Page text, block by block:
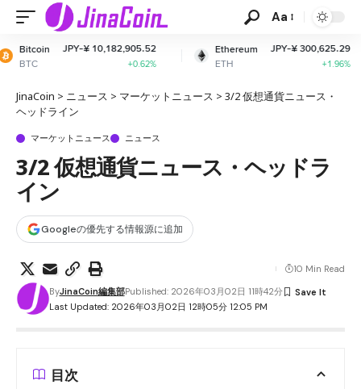
Aa
¥ 10,182,905.52
Ethereum
ETH
JPY-¥ 300,625.29
XRP
XRP
JinaCoin > ニュース > マーケットニュース > 3/2 仮想通貨ニュース・
ヘッドライン
マーケットニュース ニュース
3/2 仮想通貨ニュース・ヘッドラ
イン
Googleの優先する情報源に追加
Last Updated: 2026年03月02日 12時05分 12:05 PM
ByJinaCoin編集部Published: 2026年03月02日 11時42分
10 Min Read
目次